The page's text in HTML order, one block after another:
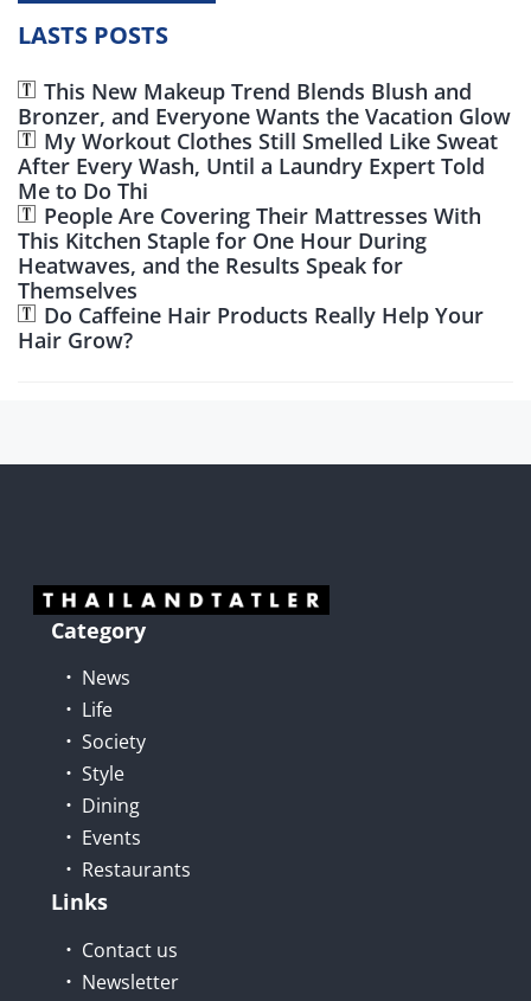
LASTS POSTS
This New Makeup Trend Blends Blush and
Bronzer, and Everyone Wants the Vacation Glow
My Workout Clothes Still Smelled Like Sweat
After Every Wash, Until a Laundry Expert Told
Me to Do Thi
People Are Covering Their Mattresses With
This Kitchen Staple for One Hour During
Heatwaves, and the Results Speak for
Themselves
Do Caffeine Hair Products Really Help Your
Hair Grow?
Category
News
Life
Society
Style
Dining
Events
Restaurants
Links
Contact us
Newsletter